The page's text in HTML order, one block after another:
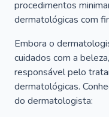
procedimentos
dermatológicas com
Embora o
cuidados com a
responsável pelo
dermatológicas.
do dermatologista: